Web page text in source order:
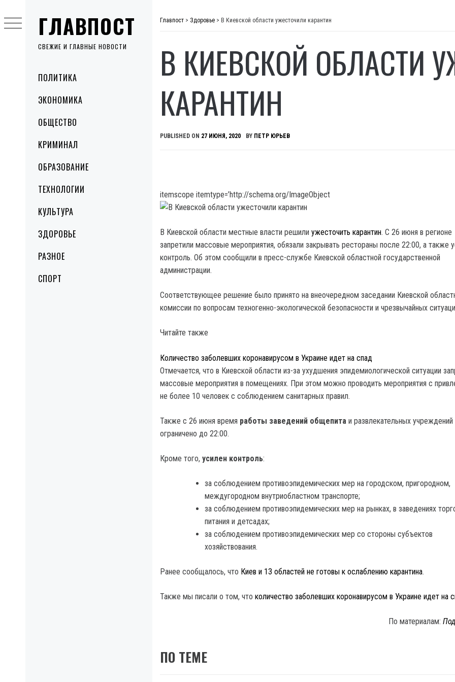
ГЛАВПОСТ
СВЕЖИЕ И ГЛАВНЫЕ НОВОСТИ
MenuПОЛИТИКА
ЭКОНОМИКА
ОБЩЕСТВО
КРИМИНАЛ
ОБРАЗОВАНИЕ
ТЕХНОЛОГИИ
КУЛЬТУРА
ЗДОРОВЬЕ
РАЗНОЕ
СПОРТ
to
content
Главпост > Здоровье > В Киевской области ужесточили карантин
В КИЕВСКОЙ ОБЛАСТИ
КАРАНТИН
PUBLISHED ON 27 ИЮНЯ, 2020 BY ПЕТР ЮРЬЕВ
itemscope itemtype=’http://schema.org/ImageObject
В Киевской области местные власти решили ужесточить карантин. С 26 июня в регионе
запретили массовые мероприятия, обязали закрывать рестораны после 22:00, а также
контроль. Об этом сообщили в пресс-службе Киевской областной государственной
администрации.
Соответствующее решение было принято на внеочередном заседании Киевской
комиссии по вопросам техногенно-экологической безопасности и чрезвычайных
Читайте также
Количество заболевших коронавирусом в Украине идет на спад
Отмечается, что в Киевской области из-за ухудшения эпидемиологической ситуации
массовые мероприятия в помещениях. При этом можно проводить мероприятия с
не более 10 человек с соблюдением санитарных правил.
Также с 26 июня время работы заведений общепита и развлекательных учреждений
ограничено до 22:00.
Кроме того, усилен контроль:
за соблюдением противоэпидемических мер на городском, пригородном,
междугородном внутриобластном транспорте;
за соблюдением противоэпидемических мер на рынках, в заведениях
питания и детсадах;
за соблюдением противоэпидемических мер со стороны субъектов
хозяйствования.
Ранее сообщалось, что Киев и 13 областей не готовы к ослаблению карантина.
Также мы писали о том, что количество заболевших коронавирусом в Украине идет на
По материалам:
ПО ТЕМЕ